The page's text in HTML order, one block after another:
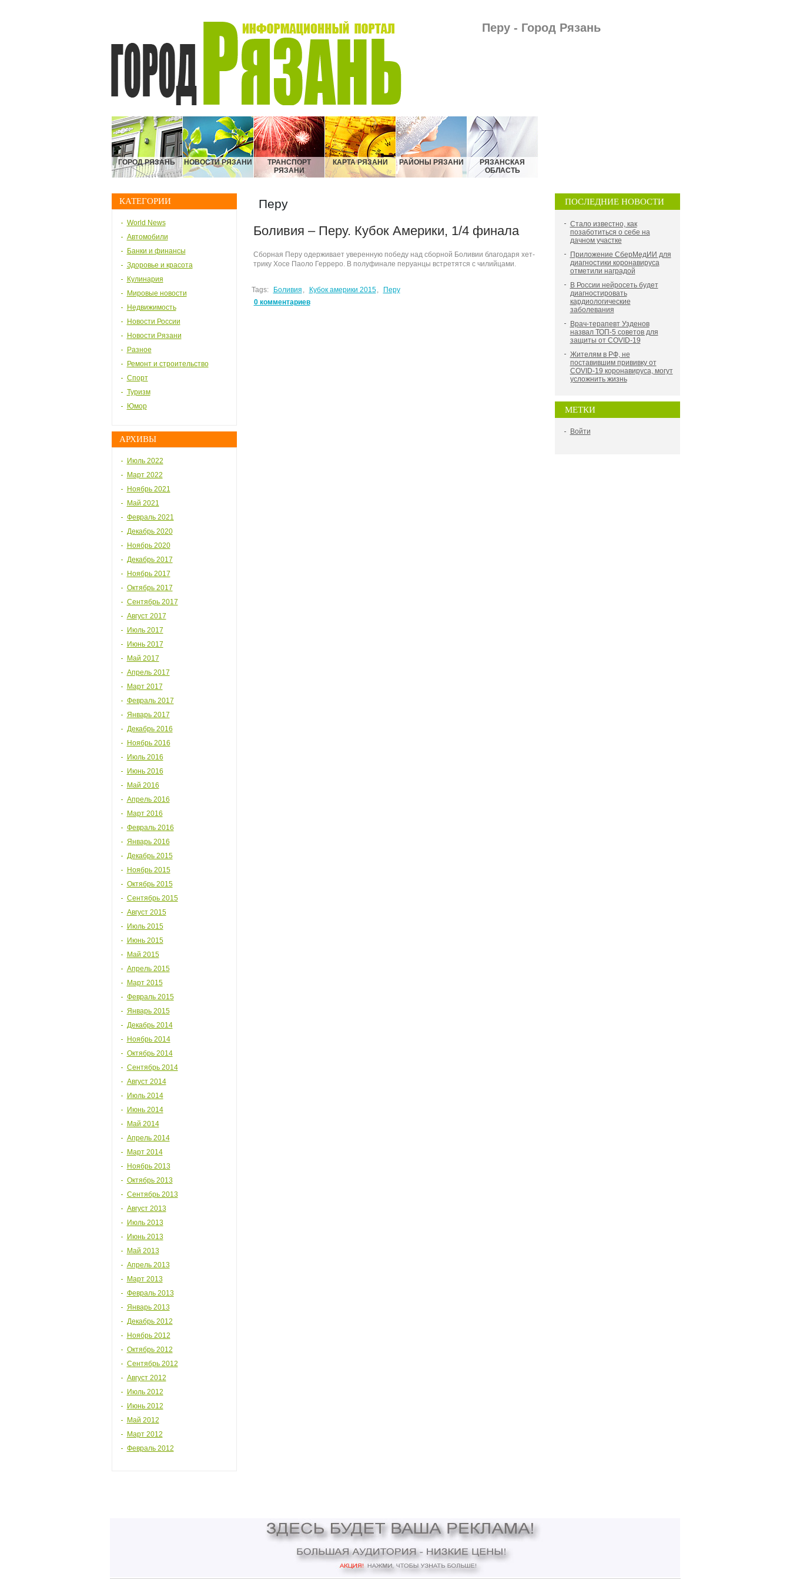
Перу - Город Рязань
ГОРОД РЯЗАНЬ НОВОСТИ РЯЗАНИ
ТРАНСПОРТ
РЯЗАНИ
КАРТА РЯЗАНИ РАЙОНЫ РЯЗАНИ
РЯЗАНСКАЯ
ОБЛАСТЬ
КАТЕГОРИИ
World News
Автомобили
Банки и финансы
Здоровье и красота
Кулинария
Мировые новости
Недвижимость
Новости России
Новости Рязани
Разное
Ремонт и строительство
Спорт
Туризм
Юмор
АРХИВЫ
Июль 2022
Март 2022
Ноябрь 2021
Май 2021
Февраль 2021
Декабрь 2020
Ноябрь 2020
Декабрь 2017
Ноябрь 2017
Октябрь 2017
Сентябрь 2017
Август 2017
Июль 2017
Июнь 2017
Май 2017
Апрель 2017
Март 2017
Февраль 2017
Январь 2017
Декабрь 2016
Ноябрь 2016
Июль 2016
Июнь 2016
Май 2016
Апрель 2016
Март 2016
Февраль 2016
Январь 2016
Декабрь 2015
Ноябрь 2015
Октябрь 2015
Сентябрь 2015
Август 2015
Июль 2015
Июнь 2015
Май 2015
Апрель 2015
Март 2015
Февраль 2015
Январь 2015
Декабрь 2014
Ноябрь 2014
Октябрь 2014
Сентябрь 2014
Август 2014
Июль 2014
Июнь 2014
Май 2014
Апрель 2014
Март 2014
Ноябрь 2013
Октябрь 2013
Сентябрь 2013
Август 2013
Июль 2013
Июнь 2013
Май 2013
Апрель 2013
Март 2013
Февраль 2013
Январь 2013
Декабрь 2012
Ноябрь 2012
Октябрь 2012
Сентябрь 2012
Август 2012
Июль 2012
Июнь 2012
Май 2012
Март 2012
Февраль 2012
ПОСЛЕДНИЕ НОВОСТИ
Стало известно, как
позаботиться о себе на
дачном участке
Приложение СберМедИИ для
диагностики коронавируса
отметили наградой
В России нейросеть будет
диагностировать
кардиологические
заболевания
Врач-терапевт Узденов
назвал ТОП-5 советов для
защиты от COVID-19
Жителям в РФ, не
поставившим прививку от
COVID-19 коронавируса, могут
усложнить жизнь
МЕТКИ
Войти
Перу
Боливия – Перу. Кубок Америки, 1/4 финала
Сборная Перу одерживает уверенную победу над сборной Боливии благодаря хет-
трику Хосе Паоло Герреро. В полуфинале перуанцы встретятся с чилийцами.
Tags: Боливия , Кубок америки 2015,
Перу
0 комментариев